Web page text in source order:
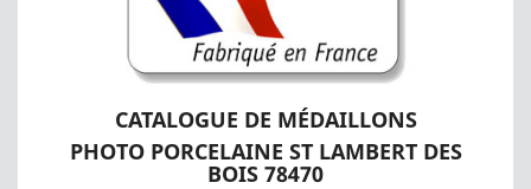
CATALOGUE DE MÉDAILLONS
PHOTO PORCELAINE ST LAMBERT DES
BOIS 78470